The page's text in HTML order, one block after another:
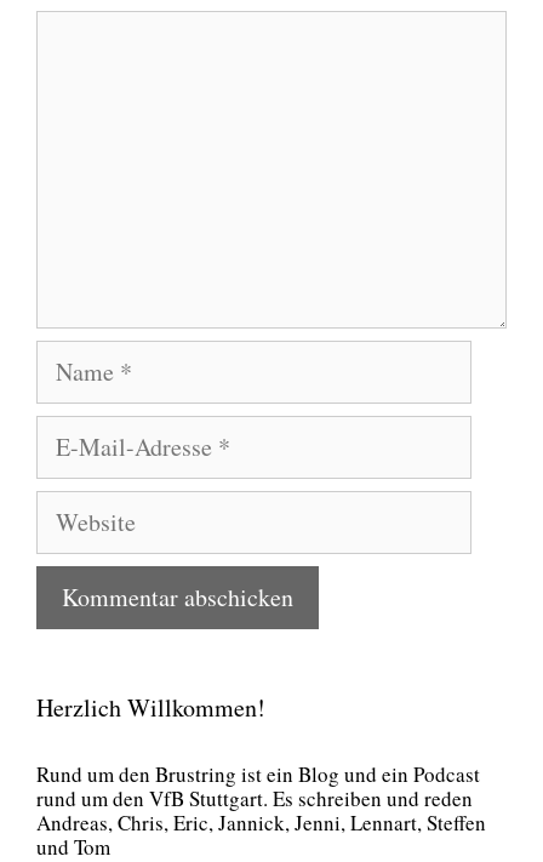
Mail-
Adresse
Herzlich Willkommen!
Rund um den Brust­ring ist ein Blog und ein Pod­cast
rund um den VfB Stutt­gart. Es schrei­ben und reden
Andre­as, Chris, Eric, Jan­nick, Jen­ni, Lenn­art, Stef­fen
und Tom